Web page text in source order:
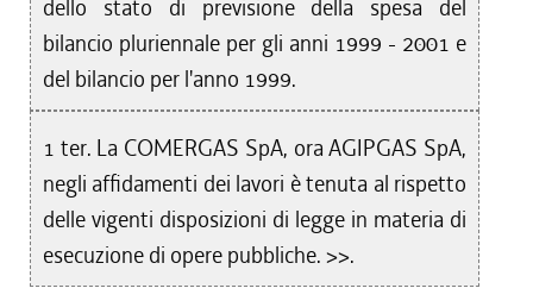
dello stato di previsione della spesa del
bilancio pluriennale per gli anni 1999 - 2001 e
del bilancio per l'anno 1999.
1 ter. La COMERGAS SpA, ora AGIPGAS SpA,
negli affidamenti dei lavori è tenuta al rispetto
delle vigenti disposizioni di legge in materia di
esecuzione di opere pubbliche. >>.